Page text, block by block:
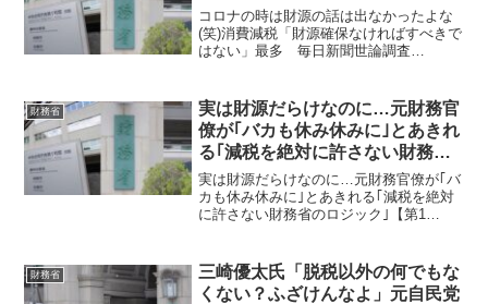
コロナの時は財源の話は出なかったよな
(笑)消費減税「財源確保なければすべきで
はない」最多 毎日新聞世論調査
衆院選で掲げた「食料品の消費税率2年間
ゼロ...
財務省
実は財源だらけなのに…元財務官
僚が｢バカも休み休みに｣とあきれ
る｢減税を絶対に許さない財務省
のロジック｣
実は財源だらけなのに…元財務官僚が｢バ
カも休み休みに｣とあきれる｢減税を絶対
に許さない財務省のロジック｣【第1
た隠すとんでもない増税のカラクリ【第3
回】...
財務省
三崎優太氏「脱税以外の何でもな
くない？ふざけんなよ」元自民党